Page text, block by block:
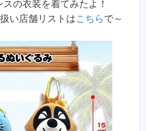
の衣装を着てみたよ！
い店舗リストはこちらで～